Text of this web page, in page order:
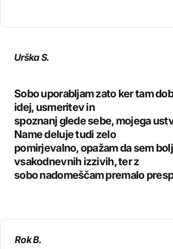
Urška S.
Sobo uporabljam zato ker tam
idej, usmeritev in
spoznanj glede sebe, mojega
Name deluje tudi zelo
pomirjevalno, opažam da sem
vsakodnevnih izzivih, ter z
sobo nadomeščam premalo
Rok B.